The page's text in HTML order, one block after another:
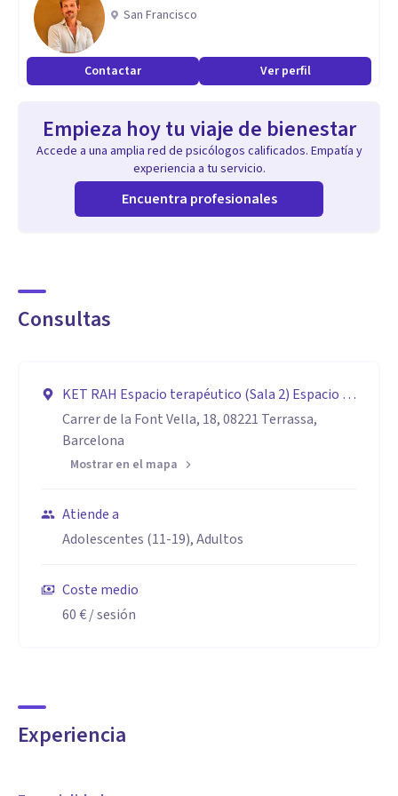
PROCESO DE AUTOCONOCIMIENTO, GENERACIÓN DE
RECURSOS, INTEGRACIÓN Y CRECIMIENTO PERSONAL. Con
el objetivo de fortalecer la autoestima y aportar nuevos
como crisis) sea procesada de manera sana, permitiendo un
aprendizaje y crecimiento natural integrado, con la
expresión emocional y la narrativa los hechos libres de
bloqueos y de trauma.
San Francisco
Contactar Ver perfil
Empieza hoy tu viaje de bienestar
Accede a una amplia red de psicólogos calificados. Empatía y
experiencia a tu servicio.
Encuentra profesionales
Consultas
KET RAH Espacio terapéutico (Sala 2) Espacio de
Psicoterapia Paloma Durà
Carrer de la Font Vella, 18, 08221 Terrassa,
Barcelona
Mostrar en el mapa
Atiende a
Adolescentes (11-19), Adultos
Coste medio
60 €/ sesión
Experiencia